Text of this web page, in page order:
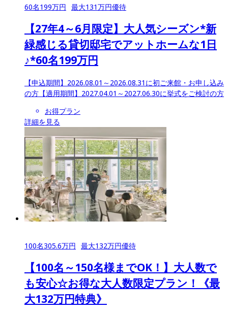
60名199万円 最大131万円優待
【27年4～6月限定】大人気シーズン*新
緑感じる貸切邸宅でアットホームな1日
♪*60名199万円
【申込期間】 2026.08.01～2026.08.31に初ご来館・お申し込み
の方 【適用期間】 2027.04.01～2027.06.30に挙式をご検討の方
お得プラン
詳細を見る
100名305.6万円 最大132万円優待
【100名～150名様までOK！】大人数で
も安心☆お得な大人数限定プラン！《最
大132万円特典》